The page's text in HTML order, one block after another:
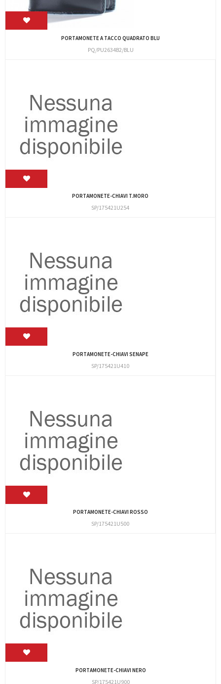
PORTAMONETE A TACCO QUADRATO BLU
PQ/PU2634B2/BLU
PORTAMONETE-CHIAVI T.MORO
SP/175421U254
PORTAMONETE-CHIAVI SENAPE
SP/175421U410
PORTAMONETE-CHIAVI ROSSO
SP/175421U500
PORTAMONETE-CHIAVI NERO
SP/175421U900